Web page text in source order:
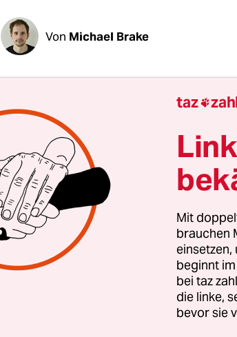
Von Michael Brake
Es ist der Tag, der das Imperium
wie es war. Eine Gruppe Terroristen,
Macht wähnt, fliegt mit einfachen
Monument imperialer Baukunst –
Doch kann es wirklich sein, dass die
Kann man mit einem Flieger
Punkt eines Bauwerks treffen, dass
ein hochrangiges Mitglied der
vermeintlichen Terroranschlag nur
fingiert hat und den Tod von
seine innenpolitische Machtposition
taz 
Mit
brauchen
beginnt
bei taz
die linke,
bevor sie